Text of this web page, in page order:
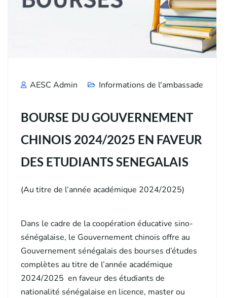
AESC Admin Informations de l'ambassade
BOURSE DU GOUVERNEMENT
CHINOIS 2024/2025 EN FAVEUR
DES ETUDIANTS SENEGALAIS
(Au titre de l’année académique 2024/2025)
Dans le cadre de la coopération éducative sino-
sénégalaise, le Gouvernement chinois offre au
Gouvernement sénégalais des bourses d’études
complètes au titre de l’année académique
2024/2025 en faveur des étudiants de
nationalité sénégalaise en licence, master ou